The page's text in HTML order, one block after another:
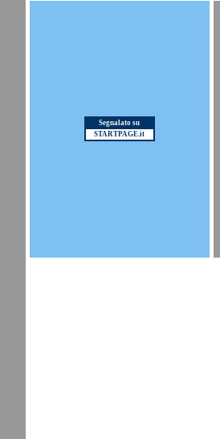
Segnalato su
STARTPAGE.it